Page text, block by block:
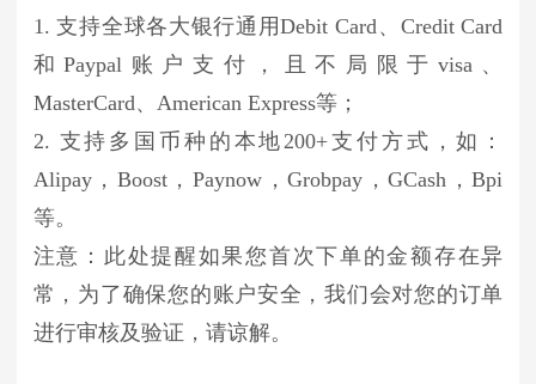
1. 支持全球各大银行通用Debit Card、Credit Card
和Paypal账户支付，且不局限于visa、
MasterCard、American Express等；
2. 支持多国币种的本地200+支付方式，如：
Alipay，Boost，Paynow，Grobpay，GCash，Bpi
等。
注意：此处提醒如果您首次下单的金额存在异
常，为了确保您的账户安全，我们会对您的订单
进行审核及验证，请谅解。